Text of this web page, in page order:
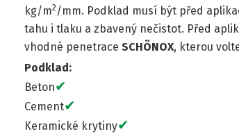
kg/m2/mm. Podklad musí být před
tahu i tlaku a zbavený nečistot. Před
vhodné penetrace SCHÖNOX, kterou
Podklad:
Beton✔
Cement✔
Keramické krytiny✔